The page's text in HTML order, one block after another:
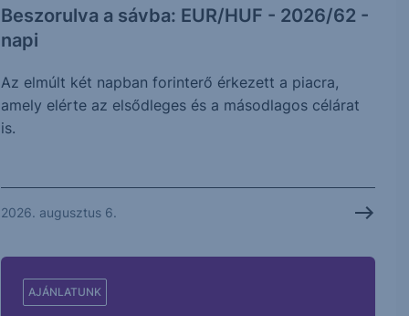
Beszorulva a sávba: EUR/HUF - 2026/62 -
napi
Az elmúlt két napban forinterő érkezett a piacra,
amely elérte az elsődleges és a másodlagos célárat
is.
2026. augusztus 6.
AJÁNLATUNK